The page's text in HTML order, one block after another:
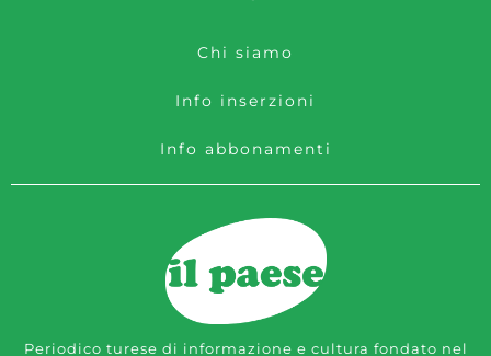
Periodico turese di informazione e cultura fondato nel
Chi siamo
Info inserzioni
Info abbonamenti